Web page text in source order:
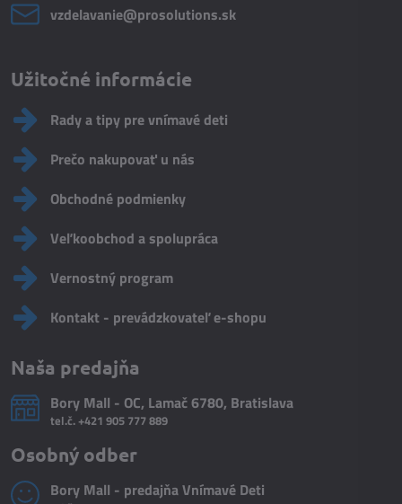
vzdelavanie​@prosolutions​.sk
Užitočné informácie
Rady a tipy pre vnímavé deti
Prečo nakupovať u nás
Obchodné podmienky
Veľkoobchod a spolupráca
Vernostný program
Kontakt - prevádzkovateľ e-shopu
Naša predajňa
Bory Mall - OC, Lamač 6780, Bratislava
tel.č.+421 905 777 889
Osobný odber
Bory Mall - predajňa Vnímavé Deti